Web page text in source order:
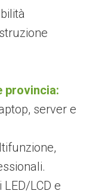
provincia:
server e
LCD e